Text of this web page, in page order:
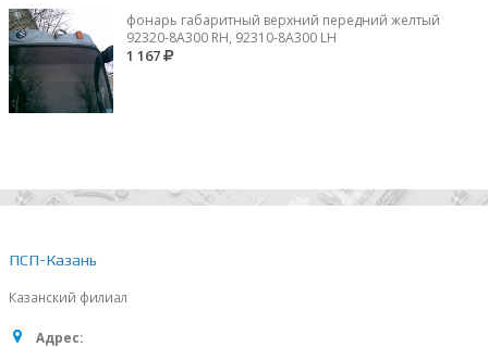
фонарь габаритный верхний передний желтый
92320-8A300 RH, 92310-8А300 LH
1 167
ПСП-Казань
Казанский филиал
Адрес: